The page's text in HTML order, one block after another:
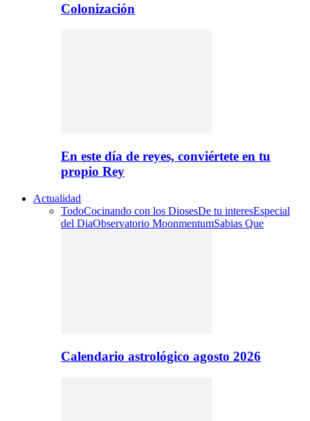
Colonización
En este día de reyes, conviértete en tu
propio Rey
Actualidad
TodoCocinando con los DiosesDe tu interesEspecial
del DiaObservatorio MoonmentumSabias Que
Calendario astrológico agosto 2026